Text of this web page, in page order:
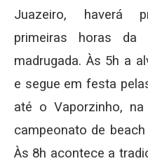
Juazeiro, haverá
primeiras horas
madrugada. Às 5h a
e segue em festa
até o Vaporzinho,
campeonato de
Às 8h acontece a